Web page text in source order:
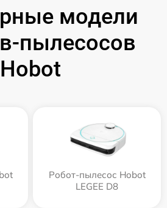
модели
пылесосов
Hobot
Робот-пылесос Hobot
LEGEE D8